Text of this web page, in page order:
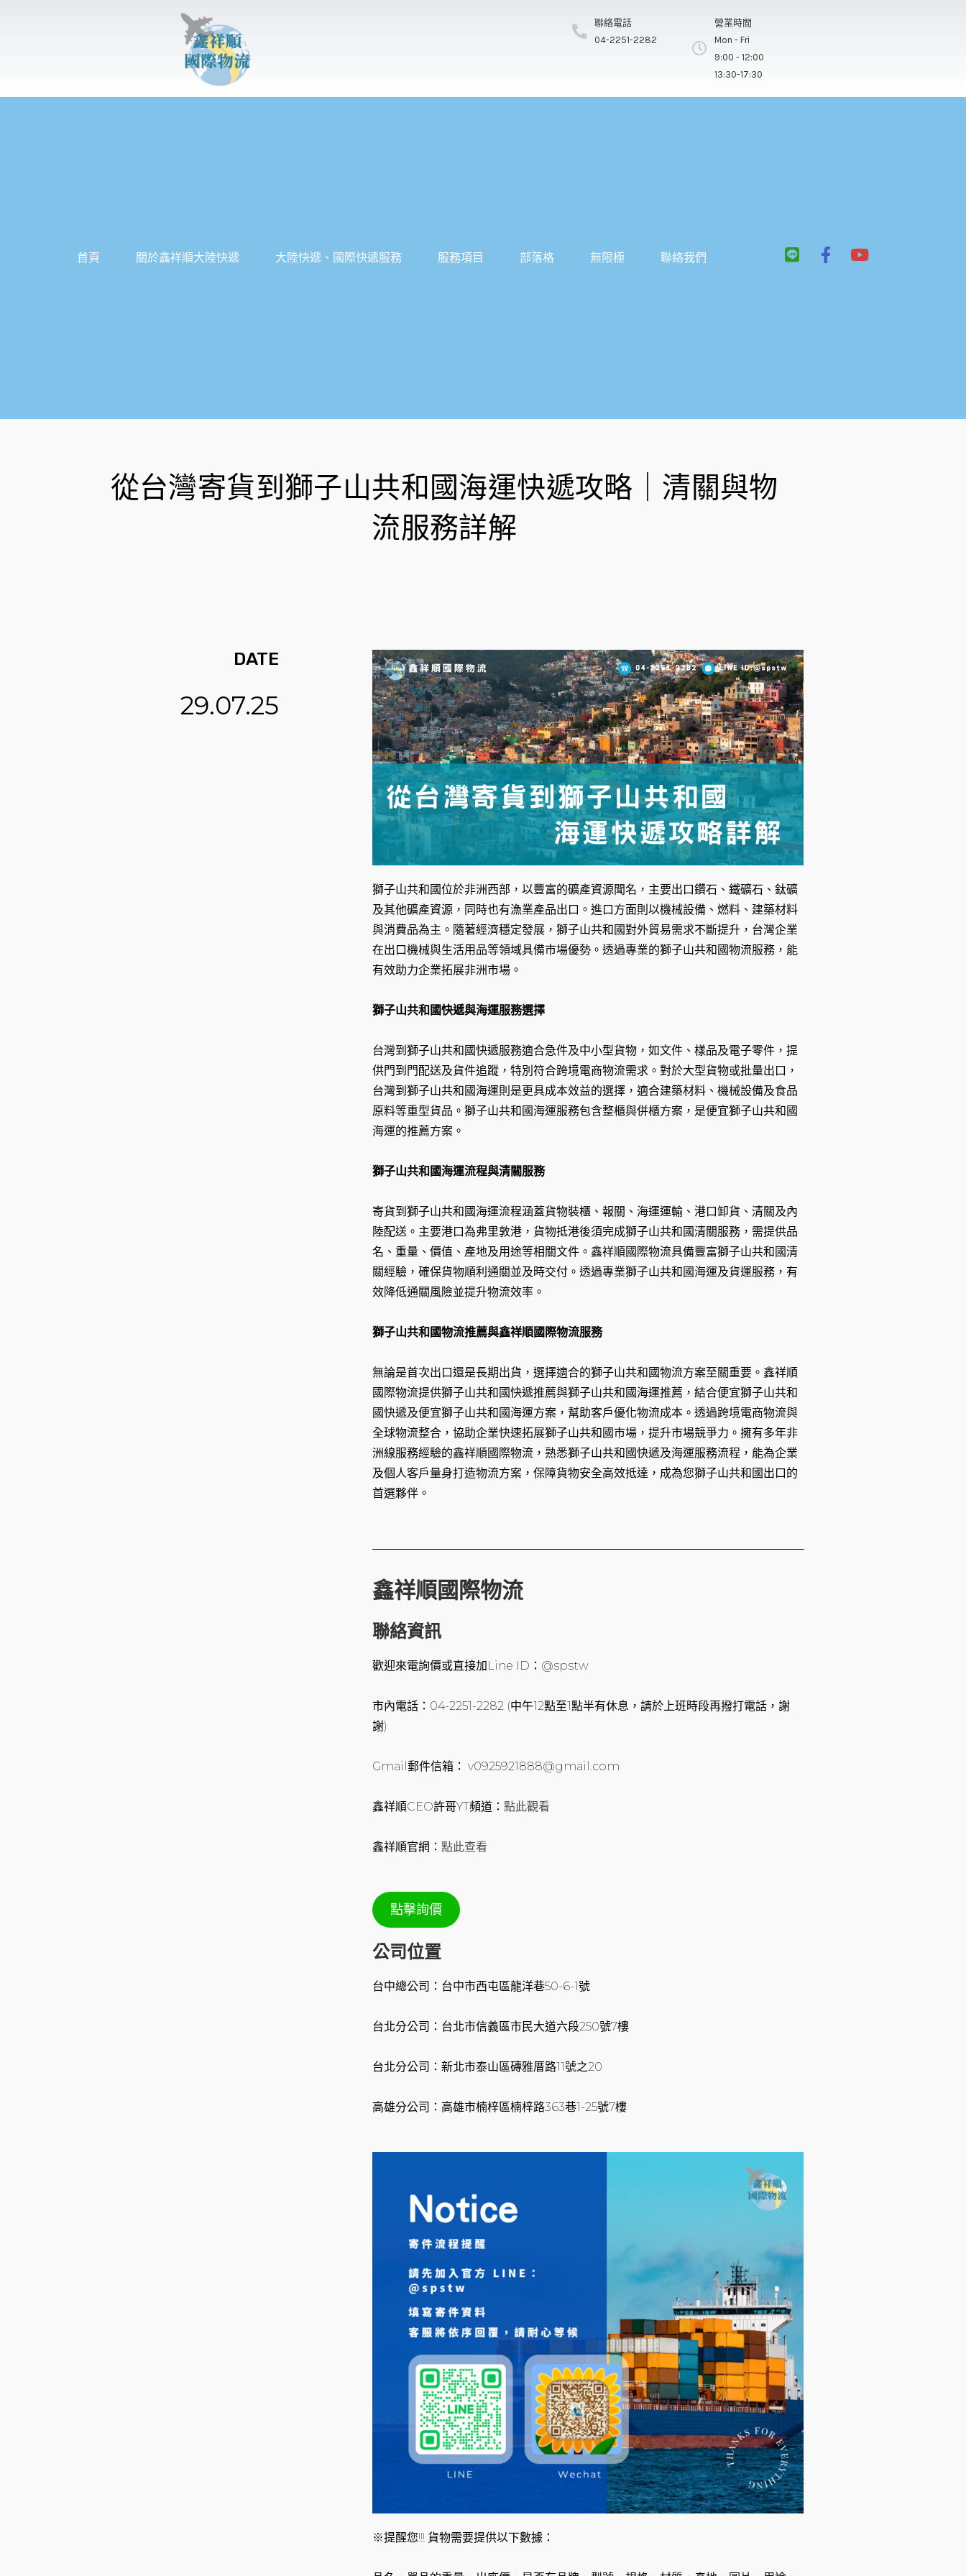
內
聯絡電話
04-2251-2282
營業時間
Mon - Fri
9:00 - 12:00
13:30-17:30
首頁 關於鑫祥順大陸快遞 大陸快遞、國際快遞服務 服務項目 部落格 無限極 聯絡我們
L
F
Y
從台灣寄貨到獅子山共和國海運快遞攻略｜清關與物
流服務詳解
DATE
29.07.25
獅子山共和國位於非洲西部，以豐富的礦產資源聞名，主要出口鑽石、鐵礦石、鈦礦
及其他礦產資源，同時也有漁業產品出口。進口方面則以機械設備、燃料、建築材料
與消費品為主。隨著經濟穩定發展，獅子山共和國對外貿易需求不斷提升，台灣企業
在出口機械與生活用品等領域具備市場優勢。透過專業的獅子山共和國物流服務，能
有效助力企業拓展非洲市場。
獅子山共和國快遞與海運服務選擇
台灣到獅子山共和國快遞服務適合急件及中小型貨物，如文件、樣品及電子零件，提
供門到門配送及貨件追蹤，特別符合跨境電商物流需求。對於大型貨物或批量出口，
台灣到獅子山共和國海運則是更具成本效益的選擇，適合建築材料、機械設備及食品
原料等重型貨品。獅子山共和國海運服務包含整櫃與併櫃方案，是便宜獅子山共和國
海運的推薦方案。
獅子山共和國海運流程與清關服務
寄貨到獅子山共和國海運流程涵蓋貨物裝櫃、報關、海運運輸、港口卸貨、清關及內
陸配送。主要港口為弗里敦港，貨物抵港後須完成獅子山共和國清關服務，需提供品
名、重量、價值、產地及用途等相關文件。鑫祥順國際物流具備豐富獅子山共和國清
關經驗，確保貨物順利通關並及時交付。透過專業獅子山共和國海運及貨運服務，有
效降低通關風險並提升物流效率。
獅子山共和國物流推薦與鑫祥順國際物流服務
無論是首次出口還是長期出貨，選擇適合的獅子山共和國物流方案至關重要。鑫祥順
國際物流提供獅子山共和國快遞推薦與獅子山共和國海運推薦，結合便宜獅子山共和
國快遞及便宜獅子山共和國海運方案，幫助客戶優化物流成本。透過跨境電商物流與
全球物流整合，協助企業快速拓展獅子山共和國市場，提升市場競爭力。擁有多年非
洲線服務經驗的鑫祥順國際物流，熟悉獅子山共和國快遞及海運服務流程，能為企業
及個人客戶量身打造物流方案，保障貨物安全高效抵達，成為您獅子山共和國出口的
首選夥伴。
鑫祥順國際物流
聯絡資訊
歡迎來電詢價或直接加Line ID：@spstw
市內電話：04-2251-2282 (中午12點至1點半有休息，請於上班時段再撥打電話，謝
謝)
Gmail郵件信箱： v0925921888@gmail.com
鑫祥順CEO許哥YT頻道： 點此觀看
鑫祥順官網： 點此查看
點擊詢價
公司位置
台中總公司：台中市西屯區龍洋巷50-6-1號
台北分公司：台北市信義區市民大道六段250號7樓
台北分公司：新北市泰山區磚雅厝路11號之20
高雄分公司：高雄市楠梓區楠梓路363巷1-25號7樓
※提醒您!!! 貨物需要提供以下數據：